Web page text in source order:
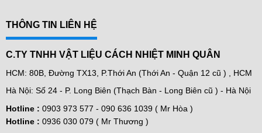
THÔNG TIN LIÊN HỆ
C.TY TNHH VẬT LIỆU CÁCH NHIỆT MINH QUÂN
HCM: 80B, Đường TX13, P.Thới An (Thới An - Quận 12 cũ ) , HCM
Hà Nội: Số 24 - P. Long Biên (Thạch Bàn - Long Biên cũ ) - Hà Nội
Hotline : 0903 973 577 - 090 636 1039 ( Mr Hòa )
Hotline : 0936 030 079 ( Mr Thương )